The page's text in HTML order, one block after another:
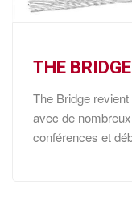
THE
The Bridge
avec de
conférences et